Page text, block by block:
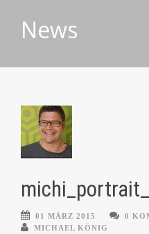
News
01 MÄRZ 2015
0
MICHAEL KÖNIG